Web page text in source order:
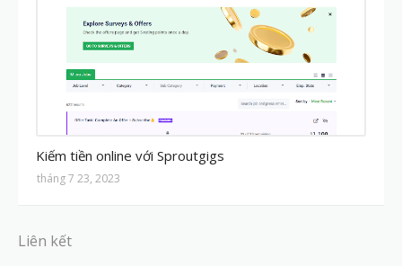
Kiếm tiền online với Sproutgigs
tháng 7 23, 2023
Liên kết